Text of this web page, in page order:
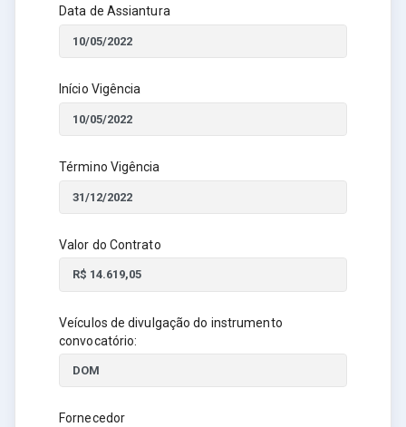
Data de Assiantura
Início Vigência
Término Vigência
Valor do Contrato
Veículos de divulgação do instrumento
convocatório:
Fornecedor